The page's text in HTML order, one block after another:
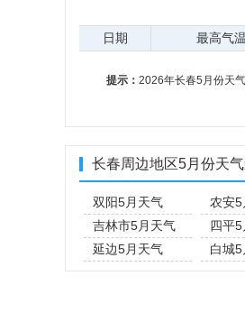
日期
最高气温
提示： 2026年长春5月份天
长春周边地区5月份天
双阳5月天气 农安
吉林市5月天气
四平
延边5月天气
白城